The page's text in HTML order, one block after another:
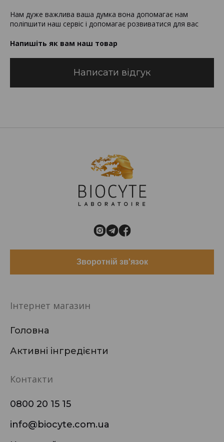
Нам дуже важлива ваша думка вона допомагає нам
поліпшити наш сервіс і допомагає розвиватися для вас
Напишіть як вам наш товар
Написати відгук
Зворотній зв'язок
Інтернет магазин
Головна
Активні інгредієнти
Контакти
0800 20 15 15
info@biocyte.com.ua